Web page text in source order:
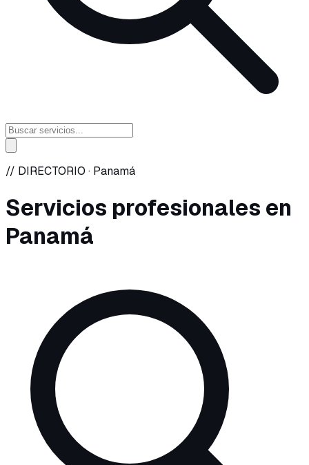
// DIRECTORIO · Panamá
Servicios profesionales en
Panamá